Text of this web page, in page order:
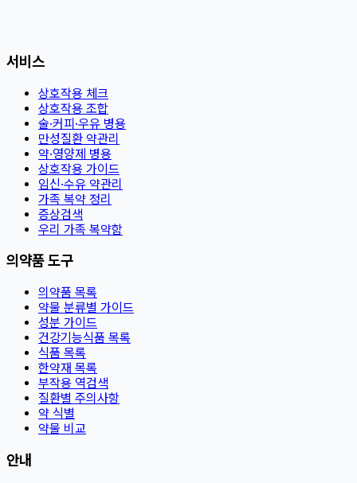
서비스
상호작용 체크
상호작용 조합
술·커피·우유 병용
만성질환 약관리
약·영양제 병용
상호작용 가이드
임신·수유 약관리
가족 복약 정리
증상검색
우리 가족 복약함
의약품 도구
의약품 목록
약물 분류별 가이드
성분 가이드
건강기능식품 목록
식품 목록
한약재 목록
부작용 역검색
질환별 주의사항
약 식별
약물 비교
안내